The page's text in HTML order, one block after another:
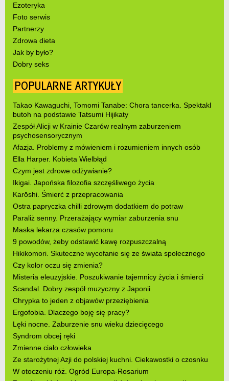
Ezoteryka
Foto serwis
Partnerzy
Zdrowa dieta
Jak by było?
Dobry seks
POPULARNE ARTYKUŁY
Takao Kawaguchi, Tomomi Tanabe: Chora tancerka. Spektakl
butoh na podstawie Tatsumi Hijikaty
Zespół Alicji w Krainie Czarów realnym zaburzeniem
psychosensorycznym
Afazja. Problemy z mówieniem i rozumieniem innych osób
Ella Harper. Kobieta Wielbłąd
Czym jest zdrowe odżywianie?
Ikigai. Japońska filozofia szczęśliwego życia
Karōshi. Śmierć z przepracowania
Ostra papryczka chilli zdrowym dodatkiem do potraw
Paraliż senny. Przerażający wymiar zaburzenia snu
Maska lekarza czasów pomoru
9 powodów, żeby odstawić kawę rozpuszczalną
Hikikomori. Skuteczne wycofanie się ze świata społecznego
Czy kolor oczu się zmienia?
Misteria eleuzyjskie. Poszukiwanie tajemnicy życia i śmierci
Scandal. Dobry zespół muzyczny z Japonii
Chrypka to jeden z objawów przeziębienia
Ergofobia. Dlaczego boję się pracy?
Lęki nocne. Zaburzenie snu wieku dziecięcego
Syndrom obcej ręki
Zmienne ciało człowieka
Ze starożytnej Azji do polskiej kuchni. Ciekawostki o czosnku
W otoczeniu róż. Ogród Europa-Rosarium